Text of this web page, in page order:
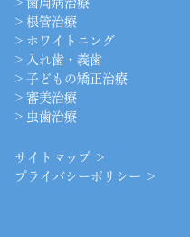
> 根管治療
> ホワイトニング
> 入れ歯・義歯
> 子どもの矯正治療
> 審美治療
> 虫歯治療
サイトマップ ＞
プライバシーポリシー ＞